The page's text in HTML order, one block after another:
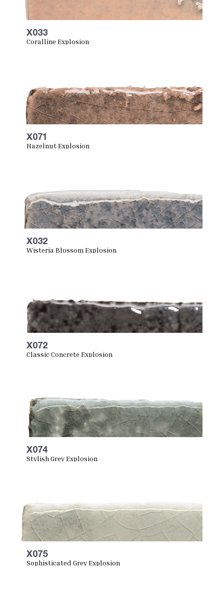
X033
Coralline Explosion
X071
Hazelnut Explosion
X032
Wisteria Blossom Explosion
X072
Classic Concrete Explosion
X074
Stylish Grey Explosion
X075
Sophisticated Grey Explosion